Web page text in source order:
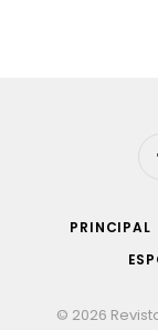
PRINCIPAL
© 2026